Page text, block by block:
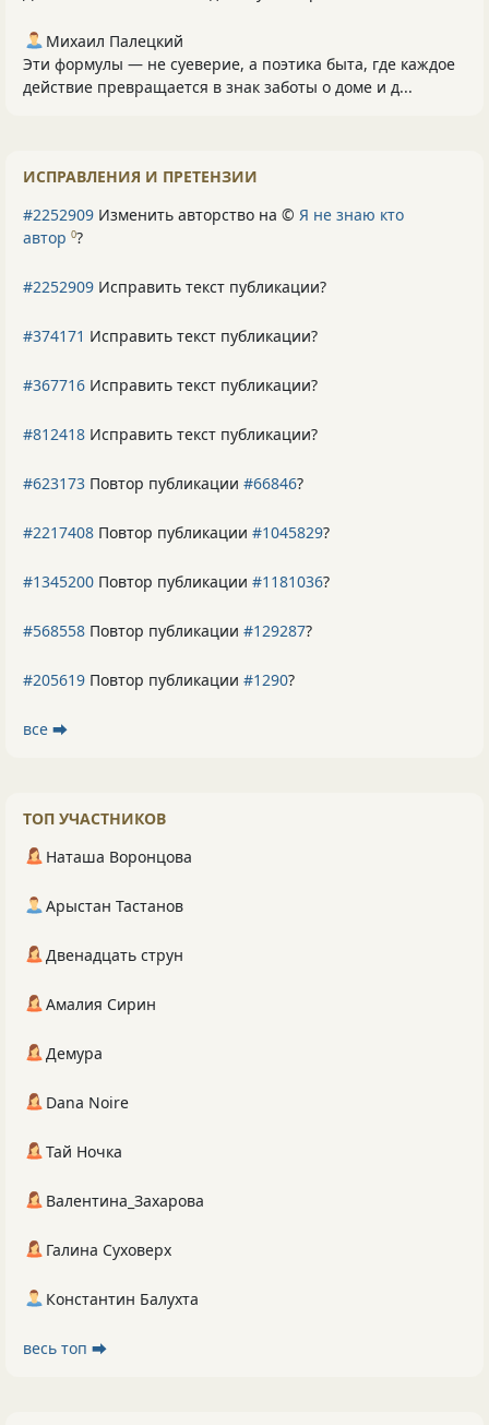
Михаил Палецкий
Эти формулы — не суеверие, а поэтика быта, где каждое
действие превращается в знак заботы о доме и д...
ИСПРАВЛЕНИЯ И ПРЕТЕНЗИИ
#2252909 Изменить авторство на © Я не знаю кто
автор 0?
#2252909 Исправить текст публикации?
#374171 Исправить текст публикации?
#367716 Исправить текст публикации?
#812418 Исправить текст публикации?
#623173 Повтор публикации #66846?
#2217408 Повтор публикации #1045829?
#1345200 Повтор публикации #1181036?
#568558 Повтор публикации #129287?
#205619 Повтор публикации #1290?
все ⮕
ТОП УЧАСТНИКОВ
Наташа Воронцова
Арыстан Тастанов
Двенадцать струн
Амалия Сирин
Демура
Dana Noire
Тай Ночка
Валентина_Захарова
Галина Суховерх
Константин Балухта
весь топ ⮕